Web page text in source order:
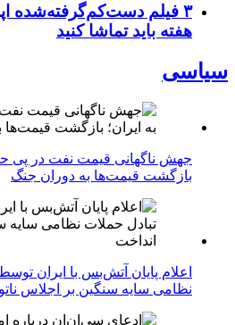
۳ فیلم دست‌کم‌گرفته‌شده
هفته باید تماشا کنید
سیاسی
جهش ناگهانی قیمت نفت در پی
بازگشت قیمت‌ها به دوران جنگ
اعلام پایان آتش‌بس با ایران
نظامی سایه سنگین بر اجلاس